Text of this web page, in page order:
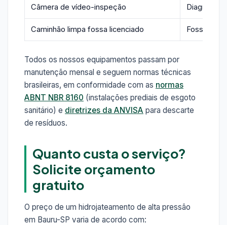
Câmera de vídeo-inspeção
Caminhão limpa fossa licenciado Fossas,
Todos os nossos equipamentos passam por
manutenção mensal e seguem normas técnicas
brasileiras, em conformidade com as normas
ABNT NBR 8160 (instalações prediais de esgoto
sanitário) e diretrizes da ANVISA para descarte
de resíduos.
Quanto custa o serviço?
Solicite orçamento
gratuito
O preço de um hidrojateamento de alta pressão
em Bauru-SP varia de acordo com: